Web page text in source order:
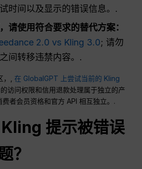
时间以及显示的错误信息。.
请使用符合要求的替代方案：
2.0 vs Kling 3.0; 请勿
间转移违禁内容。.
，, 在 GlobalGPT 上尝试当前的 Kling
访问权限和信用退款处理属于独立的产
者会员资格和官方 API 相互独立。.
提示被错误
？